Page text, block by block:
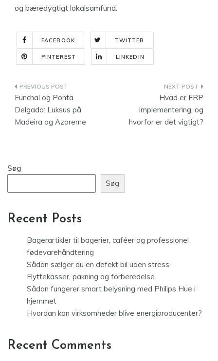
og bæredygtigt lokalsamfund.
FACEBOOK TWITTER
PINTEREST LINKEDIN
Indlægsnavigation
Funchal og Ponta
Delgada: Luksus på
Madeira og Azorerne
Hvad er ERP
implementering, og
hvorfor er det vigtigt?
Søg
Søg
Recent Posts
Bagerartikler til bagerier, caféer og professionel
fødevarehåndtering
Sådan sælger du en defekt bil uden stress
Flyttekasser, pakning og forberedelse
Sådan fungerer smart belysning med Philips Hue i
hjemmet
Hvordan kan virksomheder blive energiproducenter?
Recent Comments